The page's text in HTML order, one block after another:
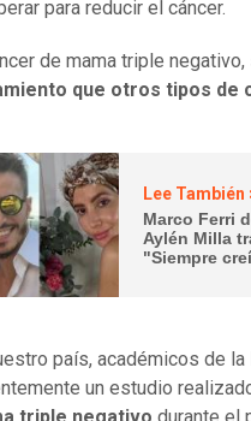
para reducir el cáncer.
de mama triple negativo,
que otros tipos de
Lee También
Marco Ferri
Aylén Milla
"Siempre
país, académicos de
un estudio